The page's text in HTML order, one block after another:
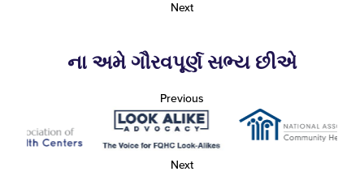
Next
ના અમે ગૌરવપૂર્ણ સભ્ય છીએ
Previous
Next